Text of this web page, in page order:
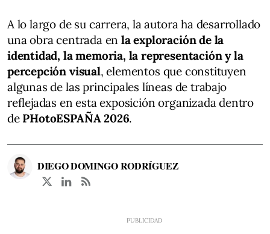
A lo largo de su carrera, la autora ha desarrollado
una obra centrada enla exploración de la
identidad, la memoria, la representación y la
percepción visual, elementos que constituyen
algunas de las principales líneas de trabajo
reflejadas en esta exposición organizada dentro
de PHotoESPAÑA 2026.
DIEGO DOMINGO RODRÍGUEZ